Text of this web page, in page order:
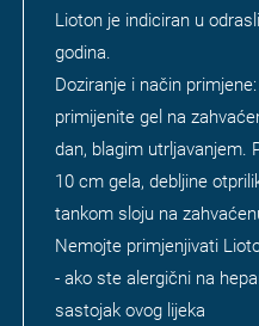
Lioton je indiciran u
godina.
Doziranje i način
primijenite gel na
dan, blagim utrljavanjem.
10 cm gela, debljine
tankom sloju na
Nemojte primjenjivati
- ako ste alergični na
sastojak ovog lijeka